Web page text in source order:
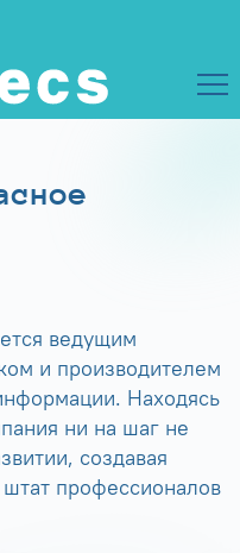
ведущим
и производителем
Находясь
ни на шаг не
создавая
профессионалов